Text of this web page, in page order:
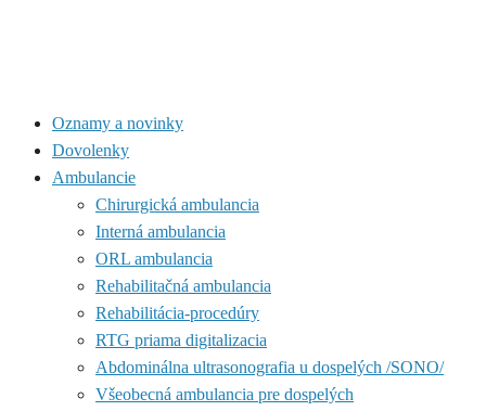
Oznamy a novinky
Dovolenky
Ambulancie
Chirurgická ambulancia
Interná ambulancia
ORL ambulancia
Rehabilitačná ambulancia
Rehabilitácia-procedúry
RTG priama digitalizacia
Abdominálna ultrasonografia u dospelých /SONO/
Všeobecná ambulancia pre dospelých